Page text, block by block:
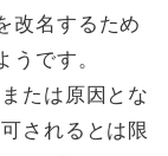
改名するため
うです。
たは原因とな
されるとは限